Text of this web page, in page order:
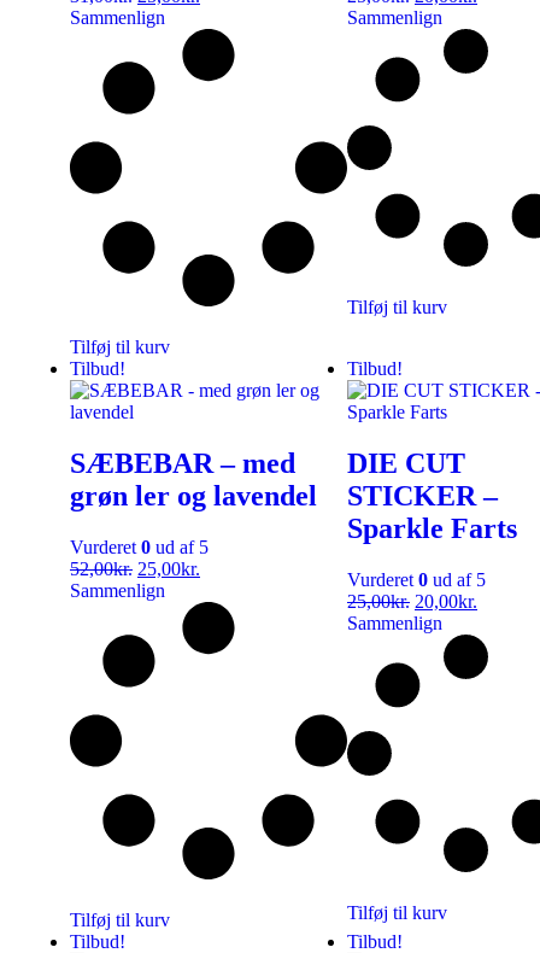
Sammenlign
Tilføj til kurv
Sammenlign
Tilføj til kurv
Tilbud!
SÆBEBAR – med
grøn ler og lavendel
Vurderet 0 ud af 5
52,00kr. 25,00kr.
Sammenlign
Tilføj til kurv
Tilbud!
DIE CUT
STICKER –
Sparkle Farts
Vurderet 0 ud af 5
25,00kr. 20,00kr.
Sammenlign
Tilføj til kurv
Tilbud!
Tilbud!